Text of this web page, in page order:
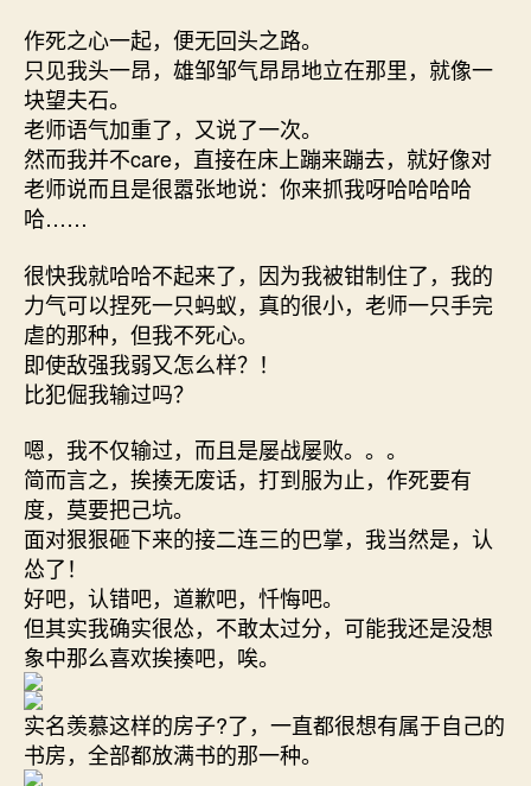
作死之心一起，便无回头之路。
只见我头一昂，雄邹邹气昂昂地立在那里，就像一
块望夫石。
老师语气加重了，又说了一次。
然而我并不care，直接在床上蹦来蹦去，就好像对
老师说而且是很嚣张地说：你来抓我呀哈哈哈哈
哈……
很快我就哈哈不起来了，因为我被钳制住了，我的
力气可以捏死一只蚂蚁，真的很小，老师一只手完
虐的那种，但我不死心。
即使敌强我弱又怎么样？！
比犯倔我输过吗？
嗯，我不仅输过，而且是屡战屡败。。。
简而言之，挨揍无废话，打到服为止，作死要有
度，莫要把己坑。
面对狠狠砸下来的接二连三的巴掌，我当然是，认
怂了！
好吧，认错吧，道歉吧，忏悔吧。
但其实我确实很怂，不敢太过分，可能我还是没想
象中那么喜欢挨揍吧，唉。
实名羡慕这样的房子?了，一直都很想有属于自己的
书房，全部都放满书的那一种。